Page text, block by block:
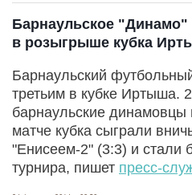
Барнаульское "Динамо"
в розыгрыше кубка
Барнаульский
третьим в кубке Иртыша.
барнаульские динамовцы
матче кубка сыграли
"Енисеем-2" (3:3) и стали
турнира, пишет пресс-